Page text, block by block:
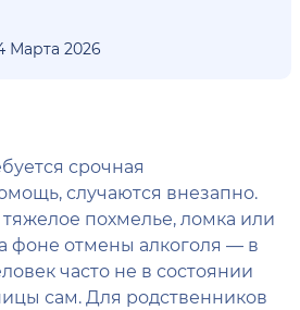
Марта 2026
срочная
случаются внезапно.
похмелье, ломка или
фоне отмены алкоголя — в
часто не в состоянии
сам. Для родственников